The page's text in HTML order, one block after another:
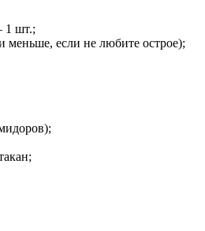
1 шт.;
если не любите острое);